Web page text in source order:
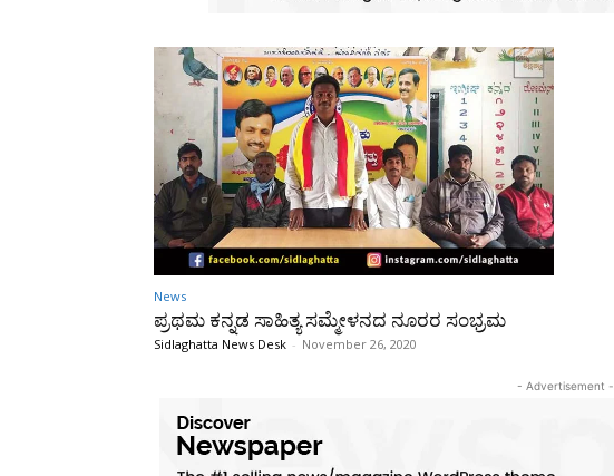
News
ಪ್ರಥಮ ಕನ್ನಡ ಸಾಹಿತ್ಯ ಸಮ್ಮೇಳನದ ನೂರರ ಸಂಭ್ರಮ
Sidlaghatta News Desk - November 26, 2020
- Advertisement -